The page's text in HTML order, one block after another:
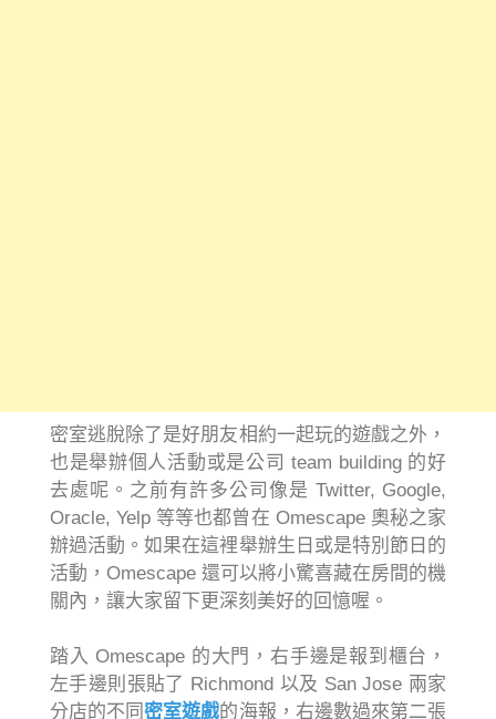
密室逃脫除了是好朋友相約一起玩的遊戲之外，
也是舉辦個人活動或是公司 team building 的好
去處呢。之前有許多公司像是 Twitter, Google,
Oracle, Yelp 等等也都曾在 Omescape 奧秘之家
辦過活動。如果在這裡舉辦生日或是特別節日的
活動，Omescape 還可以將小驚喜藏在房間的機
關內，讓大家留下更深刻美好的回憶喔。
踏入 Omescape 的大門，右手邊是報到櫃台，
左手邊則張貼了 Richmond 以及 San Jose 兩家
分店的不同密室遊戲的海報，右邊數過來第二張